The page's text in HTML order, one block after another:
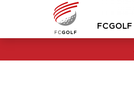
FCGOLF